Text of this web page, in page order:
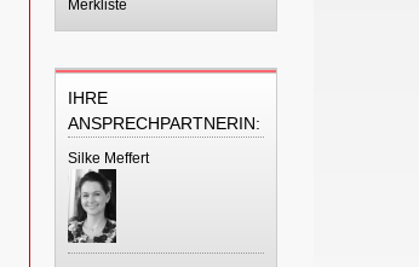
Merkliste
IHRE
ANSPRECHPARTNERIN:
Silke Meffert